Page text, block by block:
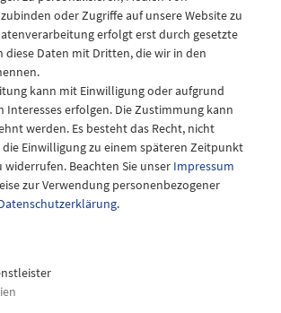
13.00 - 17.30 Uhr
oder Zugriffe auf unsere Website zu
erfolgt erst durch gesetzte
diese Daten mit Dritten, die wir in den
kann mit Einwilligung oder aufgrund
Interesses erfolgen. Die Zustimmung kann
werden. Es besteht das Recht, nicht
Einwilligung zu einem späteren Zeitpunkt
Beachten Sie unser Impressum
zur Verwendung personenbezogener
.